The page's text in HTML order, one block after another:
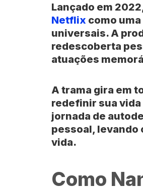
Lançado em
Netflix como
universais. A
redescoberta
atuações
A trama gira em
redefinir sua
jornada de
pessoal, levando
vida.
Como